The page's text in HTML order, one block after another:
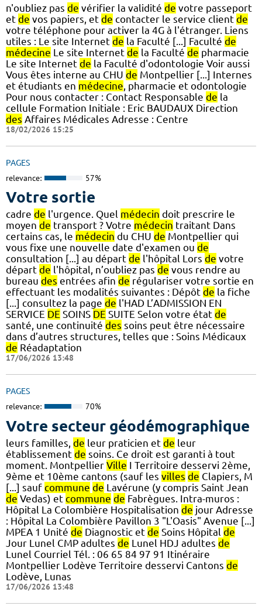
n'oubliez pas de vérifier la validité de votre passeport
et de vos papiers, et de contacter le service client de
votre téléphone pour activer la 4G à l'étranger. Liens
utiles : Le site Internet de la Faculté [...] Faculté de
médecine Le site Internet de la Faculté de pharmacie
Le site Internet de la Faculté d'odontologie Voir aussi
Vous êtes interne au CHU de Montpellier [...] Internes
et étudiants en médecine , pharmacie et odontologie
Pour nous contacter : Contact Responsable de la
cellule Formation Initiale : Eric BAUDAUX Direction
des Affaires Médicales Adresse : Centre
18/02/2026 15:25
PAGES
relevance: 57%
Votre sortie
cadre de l'urgence. Quel médecin doit prescrire le
moyen de transport ? Votre médecin traitant Dans
certains cas, le médecin du CHU de Montpellier qui
vous fixe une nouvelle date d'examen ou de
consultation [...] au départ de l'hôpital Lors de votre
départ de l'hôpital, n’oubliez pas de vous rendre au
bureau des entrées afin de régulariser votre sortie en
effectuant les modalités suivantes : Dépôt de la fiche
[...] consultez la page de l'HAD L’ADMISSION EN
SERVICE DE SOINS DE SUITE Selon votre état de
santé, une continuité des soins peut être nécessaire
dans d’autres structures, telles que : Soins Médicaux
de Réadaptation
17/06/2026 13:48
PAGES
relevance: 70%
Votre secteur géodémographique
leurs familles, de leur praticien et de leur
établissement de soins. Ce droit est garanti à tout
moment. Montpellier Ville I Territoire desservi 2ème,
9ème et 10ème cantons (sauf les villes de Clapiers, M
[...] sauf commune de Lavérune (y compris Saint Jean
de Vedas) et commune de Fabrègues. Intra-muros :
Hôpital La Colombière Hospitalisation de jour Adresse
: Hôpital La Colombière Pavillon 3 "L'Oasis" Avenue [...]
MPEA 1 Unité de Diagnostic et de Soins Hôpital de
Jour Lunel CMP adultes de Lunel HDJ adultes de
Lunel Courriel Tél. : 06 65 84 97 91 Itinéraire
Montpellier Lodève Territoire desservi Cantons de
Lodève, Lunas
17/06/2026 13:48